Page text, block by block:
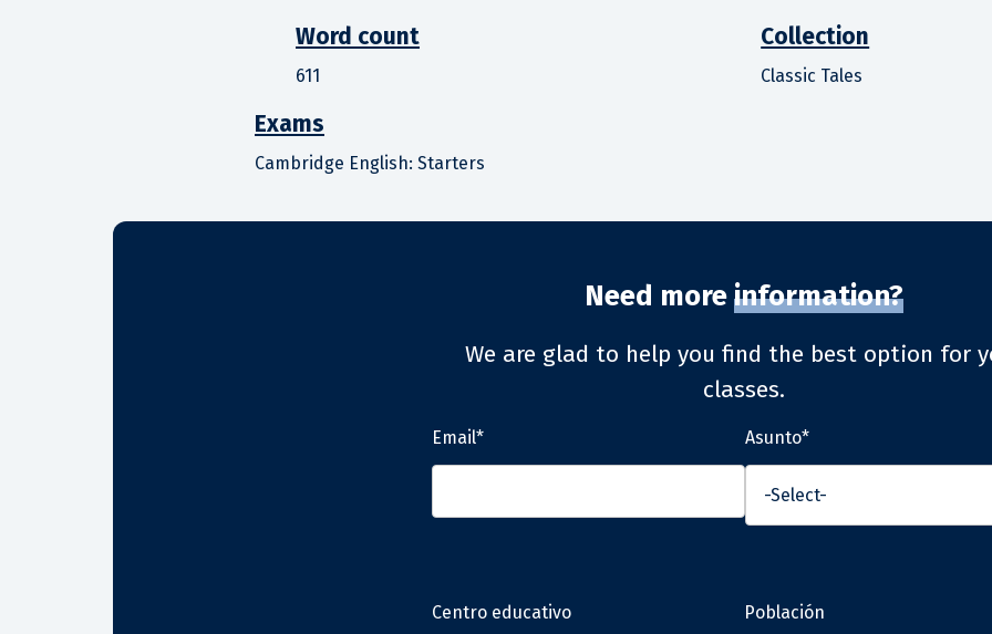
Word count
611
Collection
Classic Tales
Exams
Cambridge English: Starters
Need moreinformation?
We are glad to help you find the best option for
classes.
Email* Asunto*
Centro educativo Población